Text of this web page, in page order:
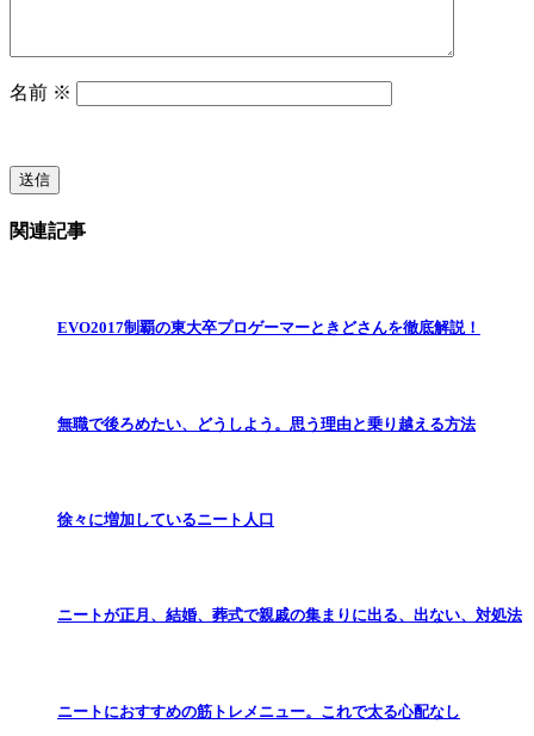
名前 ※
関連記事
EVO2017制覇の東大卒プロゲーマーときどさんを徹底解説！
無職で後ろめたい、どうしよう。思う理由と乗り越える方法
徐々に増加しているニート人口
ニートが正月、結婚、葬式で親戚の集まりに出る、出ない、対処法
ニートにおすすめの筋トレメニュー。これで太る心配なし